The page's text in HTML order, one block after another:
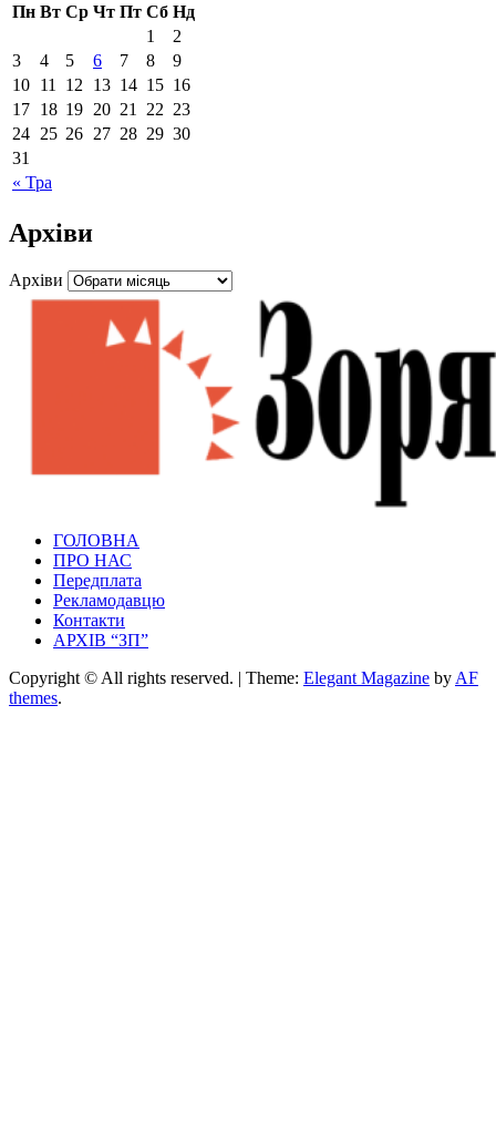
Пн Вт Ср Чт Пт Сб Нд
« Тра
1
2
3
4 5 6 7 8
9
10 11 12 13 14 15 16
17 18 19 20 21 22 23
24 25 26 27 28 29 30
31
Архіви
Архіви
Зоря Полтавщини
Зоря Полтавщини
ГОЛОВНА
ПРО НАС
Передплата
Рекламодавцю
Контакти
АРХІВ “ЗП”
Copyright © All rights reserved. | Theme: Elegant Magazine by AF
themes.